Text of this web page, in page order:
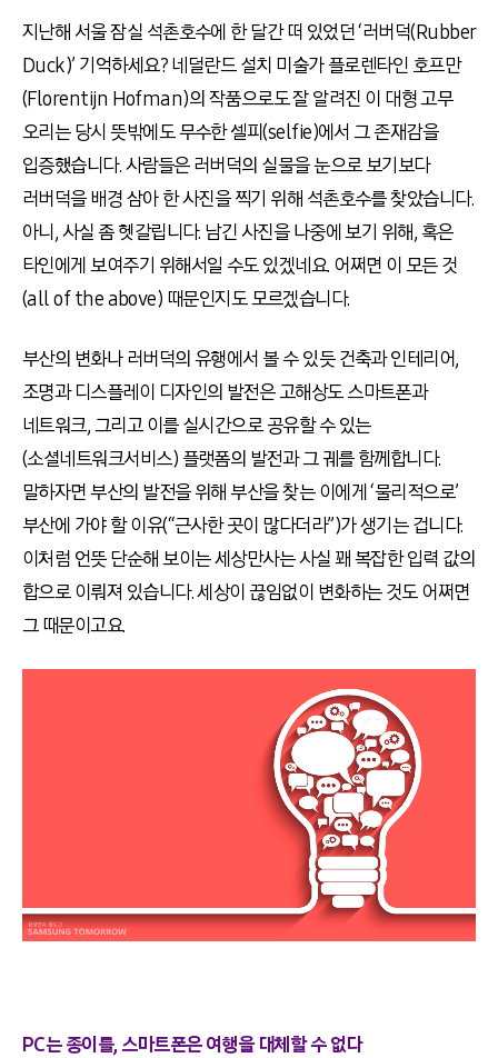
지난해 서울 잠실 석촌호수에 한 달간 떠 있었던 ‘러버덕(Rubber
Duck)’ 기억하세요? 네덜란드 설치 미술가 플로렌타인 호프만
(Florentijn Hofman)의 작품으로도 잘 알려진 이 대형 고무
오리는 당시 뜻밖에도 무수한 셀피(selfie)에서 그 존재감을
입증했습니다. 사람들은 러버덕의 실물을 눈으로 보기보다
러버덕을 배경 삼아 한 사진을 찍기 위해 석촌호수를 찾았습니다.
아니, 사실 좀 헷갈립니다. 남긴 사진을 나중에 보기 위해, 혹은
타인에게 보여주기 위해서일 수도 있겠네요. 어쩌면 이 모든 것
(all of the above) 때문인지도 모르겠습니다.
부산의 변화나 러버덕의 유행에서 볼 수 있듯 건축과 인테리어,
조명과 디스플레이 디자인의 발전은 고해상도 스마트폰과
네트워크, 그리고 이를 실시간으로 공유할 수 있는
(소셜네트워크서비스) 플랫폼의 발전과 그 궤를 함께합니다.
말하자면 부산의 발전을 위해 부산을 찾는 이에게 ‘물리적으로’
부산에 가야 할 이유(“근사한 곳이 많다더라”)가 생기는 겁니다.
이처럼 언뜻 단순해 보이는 세상만사는 사실 꽤 복잡한 입력 값의
합으로 이뤄져 있습니다. 세상이 끊임없이 변화하는 것도 어쩌면
그 때문이고요.
PC는 종이를, 스마트폰은 여행을 대체할 수 없다